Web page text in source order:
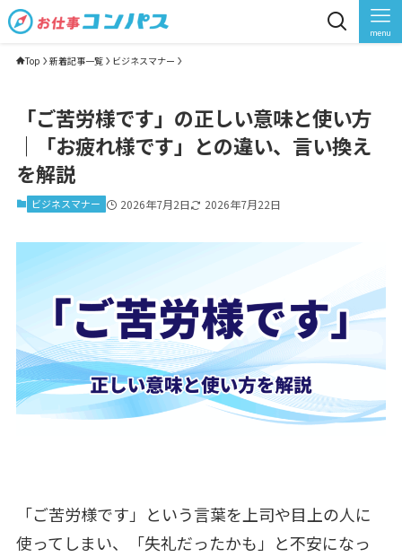
menu
Top 新着記事一覧 ビジネスマナー
「ご苦労様です」の正しい意味と使い方
｜「お疲れ様です」との違い、言い換え
を解説
ビジネスマナー 2026年7月2日 2026年7月22日
「ご苦労様です」という言葉を上司や目上の人に
使ってしまい、「失礼だったかも」と不安になっ